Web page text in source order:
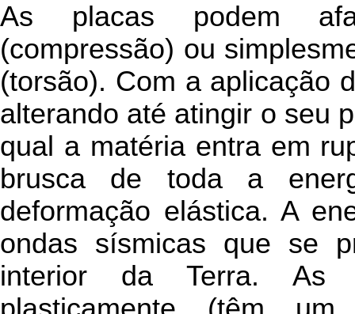
As placas podem
(compressão) ou
(torsão). Com a aplicação
alterando até atingir o seu
qual a matéria entra em
brusca de toda a
deformação elástica. A
ondas sísmicas que se
interior da Terra. As